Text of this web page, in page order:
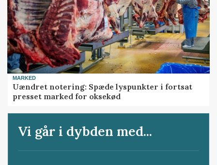
MARKED
Uændret notering: Spæde lyspunkter i fortsat
presset marked for oksekød
Vi går i dybden med...